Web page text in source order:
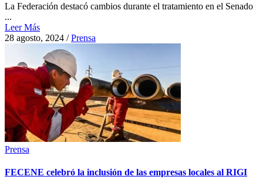
La Federación destacó cambios durante el tratamiento en el Senado
...
Leer Más
28 agosto, 2024 /Prensa
Prensa
FECENE celebró la inclusión de las empresas locales al RIGI